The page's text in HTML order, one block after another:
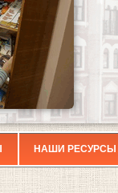
НАШИ РЕСУРСЫ